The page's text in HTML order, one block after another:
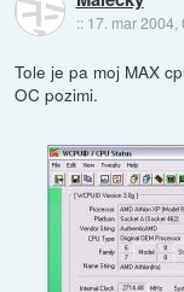
:: 17. mar 2004,
Tole je pa moj MAX
OC pozimi.